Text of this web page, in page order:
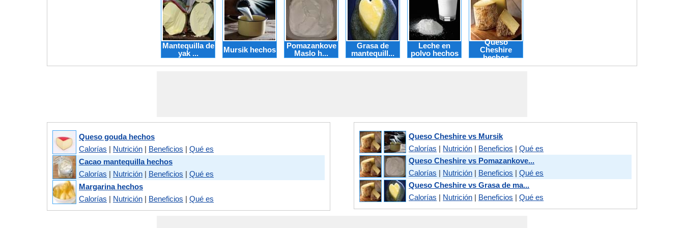
Mantequilla de
yak ...
Mursik hechos
Pomazankove
Maslo h...
Grasa de
mantequill...
Leche en
polvo hechos
Queso
Cheshire
hechos
Queso gouda hechos
Calorías | Nutrición | Beneficios | Qué es
Cacao mantequilla hechos
Calorías | Nutrición | Beneficios | Qué es
Margarina hechos
Calorías | Nutrición | Beneficios | Qué es
Queso Cheshire vs Mursik
Calorías | Nutrición | Beneficios |Qué es
Queso Cheshire vs Pomazankove...
Calorías | Nutrición | Beneficios |Qué es
Queso Cheshire vs Grasa de ma...
Calorías | Nutrición | Beneficios |Qué es